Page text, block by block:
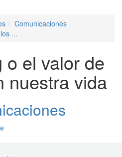
Comunicaciones
...
o el valor de
nuestra vida